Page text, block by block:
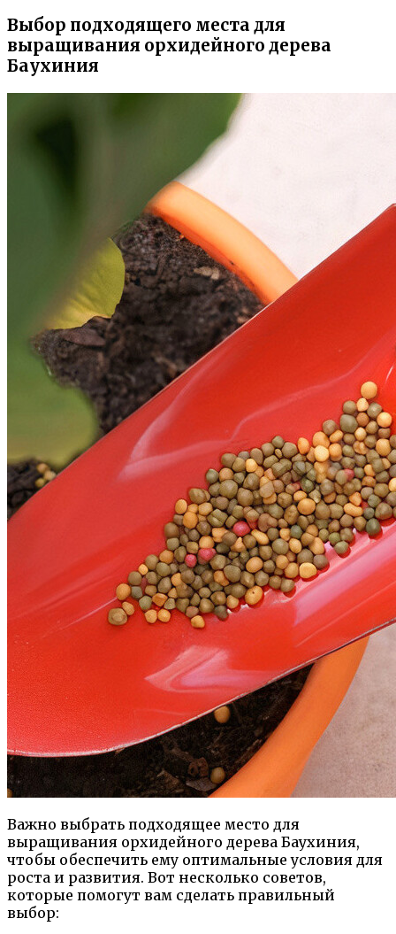
Выбор подходящего места для
выращивания орхидейного дерева
Баухиния
Важно выбрать подходящее место для
выращивания орхидейного дерева Баухиния,
чтобы обеспечить ему оптимальные условия для
роста и развития. Вот несколько советов,
которые помогут вам сделать правильный
выбор: